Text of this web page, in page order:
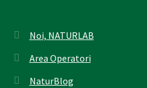
Noi, NATURLAB
Area Operatori
NaturBlog